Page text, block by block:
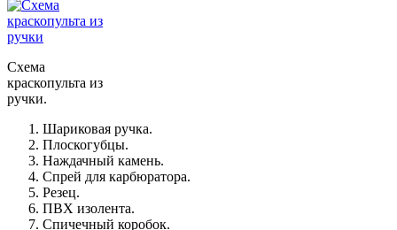
Схема
краскопульта из
ручки.
Шариковая ручка.
Плоскогубцы.
Наждачный камень.
Спрей для карбюратора.
Резец.
ПВХ изолента.
Спичечный коробок.